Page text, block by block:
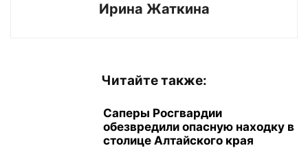
Ирина Жаткина
Читайте также:
Саперы Росгвардии
обезвредили опасную находку в
столице Алтайского края